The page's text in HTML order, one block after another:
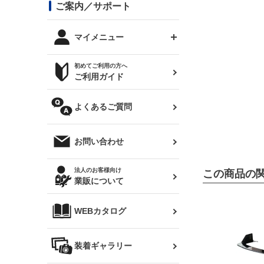
カナード
外装・補修パーツ
オリジンアーム(足回り)
レンズ
マフラー
リアウイング
リアゲート
メンテナンスパーツ
DTM:exclusive
まつど家 鉄八
JZX110 マークⅡ
ハイエース
レビン
トレノ
マークX
クラウン
クラウンマジェスタ
アリスト
シルビア S14 前期
シルビア S15
180SX
ワンビア
Z32 フェアレディZ
RX-7
スバル
BRZ
レクサス
三菱
デリカ D:5
軽自動車
汎用
コンバットアイ用ライト
オプションタイヤ
サマータイヤ
ジムニー用タイヤ
ハイエース・バン用タイ
ホイールナット
ステッカー
トップス(半袖)
トップス(長袖)
パーカー
オーバーオール(つなぎ)
タオル
帽子
バッグ
ご案内／サポート
マイメニュー
ログインする
お気に入りリスト
クーポンを見る
閲覧履歴
ニュースレターお申し込み
初めてご利用の方へ
ご利用ガイド
よくあるご質問
お問い合わせ
法人のお客様向け
業販について
WEBカタログ
装着ギャラリー
この商品の